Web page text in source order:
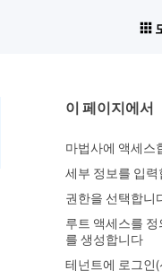
이 페이지에서
마법사에 액세스
세부 정보를 입
권한을 선택합니
루트 액세스를
를 생성합니다
테넌트에 로그인